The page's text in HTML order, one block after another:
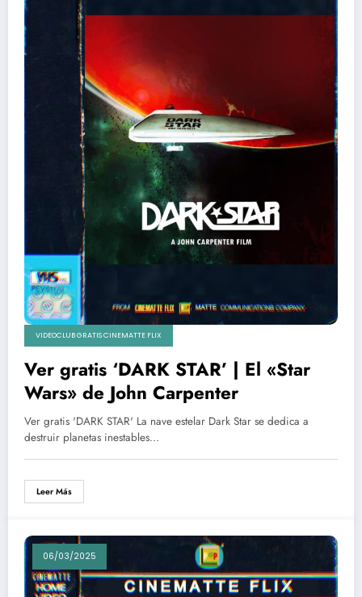
VIDEOCLUB GRATIS CINEMATTE FLIX
Ver gratis ‘DARK STAR’ | El «Star
Wars» de John Carpenter
Ver gratis 'DARK STAR' La nave estelar Dark Star se dedica a
destruir planetas inestables…
Leer Más
06/03/2025